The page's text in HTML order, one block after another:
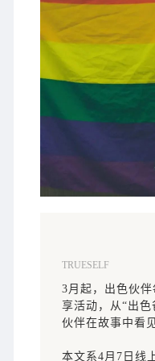
TRUESELF
3月起，出色伙
享活动，从“出色
伙伴在故事中看
本文系4月7日线